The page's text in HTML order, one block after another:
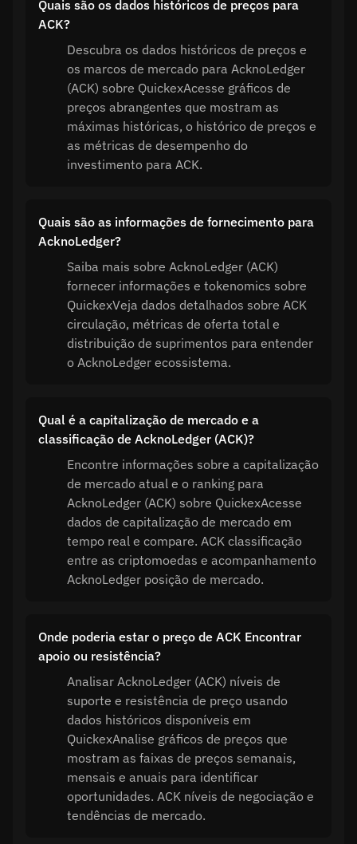
Quais são os dados históricos de preços para
ACK?
Descubra os dados históricos de preços e
os marcos de mercado para AcknoLedger
(ACK) sobre QuickexAcesse gráficos de
preços abrangentes que mostram as
máximas históricas, o histórico de preços e
as métricas de desempenho do
investimento para ACK.
Quais são as informações de fornecimento para
AcknoLedger?
Saiba mais sobre AcknoLedger (ACK)
fornecer informações e tokenomics sobre
QuickexVeja dados detalhados sobre ACK
circulação, métricas de oferta total e
distribuição de suprimentos para entender
o AcknoLedger ecossistema.
Qual é a capitalização de mercado e a
classificação de AcknoLedger (ACK)?
Encontre informações sobre a capitalização
de mercado atual e o ranking para
AcknoLedger (ACK) sobre QuickexAcesse
dados de capitalização de mercado em
tempo real e compare. ACK classificação
entre as criptomoedas e acompanhamento
AcknoLedger posição de mercado.
Onde poderia estar o preço de ACK Encontrar
apoio ou resistência?
Analisar AcknoLedger (ACK) níveis de
suporte e resistência de preço usando
dados históricos disponíveis em
QuickexAnalise gráficos de preços que
mostram as faixas de preços semanais,
mensais e anuais para identificar
oportunidades. ACK níveis de negociação e
tendências de mercado.